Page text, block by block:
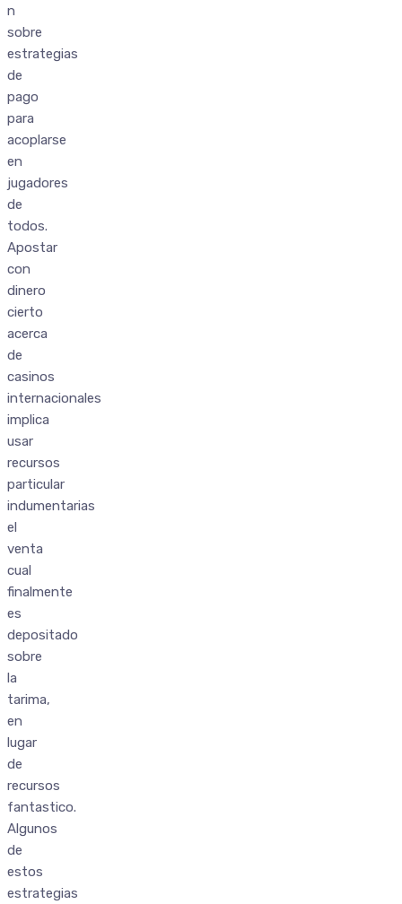
n
sobre
estrategias
de
pago
para
acoplarse
en
jugadores
de
todos.
Apostar
con
dinero
cierto
acerca
de
casinos
internacionales
implica
usar
recursos
particular
indumentarias
el
venta
cual
finalmente
es
depositado
sobre
la
tarima,
en
lugar
de
recursos
fantastico.
Algunos
de
estos
estrategias